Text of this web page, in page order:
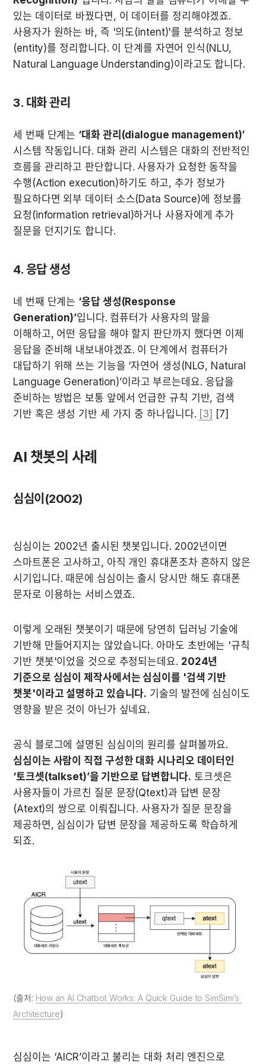
있는 데이터로 바꿨다면, 이 데이터를 정리해야겠죠.
사용자가 원하는 바, 즉 '의도(intent)'를 분석하고 정보
(entity)를 정리합니다. 이 단계를 자연어 인식(NLU,
Natural Language Understanding)이라고도 합니다.
3. 대화 관리
세 번째 단계는 ‘대화 관리(dialogue management)’
시스템 작동입니다. 대화 관리 시스템은 대화의 전반적인
흐름을 관리하고 판단합니다. 사용자가 요청한 동작을
수행(Action execution)하기도 하고, 추가 정보가
필요하다면 외부 데이터 소스(Data Source)에 정보를
요청(information retrieval)하거나 사용자에게 추가
질문을 던지기도 합니다.
4. 응답 생성
네 번째 단계는 ‘응답 생성(Response
Generation)’입니다. 컴퓨터가 사용자의 말을
이해하고, 어떤 응답을 해야 할지 판단까지 했다면 이제
응답을 준비해 내보내야겠죠. 이 단계에서 컴퓨터가
대답하기 위해 쓰는 기능을 ‘자연어 생성(NLG, Natural
Language Generation)’이라고 부르는데요. 응답을
준비하는 방법은 보통 앞에서 언급한 규칙 기반, 검색
기반 혹은 생성 기반 세 가지 중 하나입니다. [3] [7]
AI 챗봇의 사례
심심이(2002)
심심이는 2002년 출시된 챗봇입니다. 2002년이면
스마트폰은 고사하고, 아직 개인 휴대폰조차 흔하지 않은
시기입니다. 때문에 심심이는 출시 당시만 해도 휴대폰
문자로 이용하는 서비스였죠.
이렇게 오래된 챗봇이기 때문에 당연히 딥러닝 기술에
기반해 만들어지지는 않았습니다. 아마도 초반에는 '규칙
기반 챗봇'이었을 것으로 추정되는데요. 2024년
기준으로 심심이 제작사에서는 심심이를 '검색 기반
챗봇'이라고 설명하고 있습니다. 기술의 발전에 심심이도
영향을 받은 것이 아닌가 싶네요.
심심이는 사람이 직접 구성한 대화 시나리오 데이터인
‘토크셋(talkset)’을 기반으로 답변합니다. 토크셋은
사용자들이 가르친 질문 문장(Qtext)과 답변 문장
(Atext)의 쌍으로 이뤄집니다. 사용자가 질문 문장을
제공하면, 심심이가 답변 문장을 제공하도록 학습하게
되죠.
(출처: How an AI Chatbot Works: A Quick Guide to SimSimi’s
Architecture)
심심이는 ‘AICR’이라고 불리는 대화 처리 엔진으로